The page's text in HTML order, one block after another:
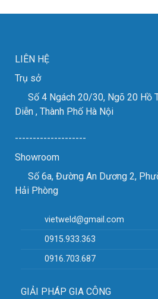
LIÊN HỆ
Trụ sở
Số 4 Ngách 20/30, Ngõ 20 Hồ
Diễn , Thành Phố Hà Nội
--------------------
Showroom
Số 6a, Đường An Dương 2,
Hải Phòng
vietweld@gmail.com
0915.933.363
0916.703.687
GIẢI PHÁP GIA CÔNG